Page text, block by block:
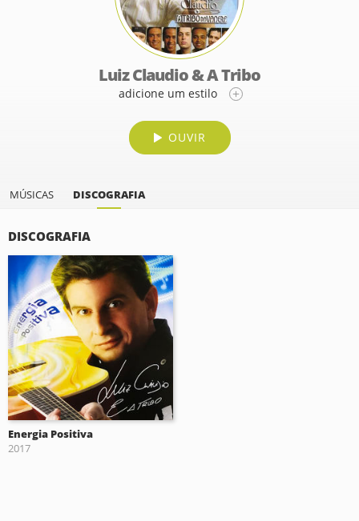
Luiz Claudio & A Tribo
adicione um estilo
OUVIR
MÚSICAS DISCOGRAFIA
DISCOGRAFIA
Energia Positiva
2017